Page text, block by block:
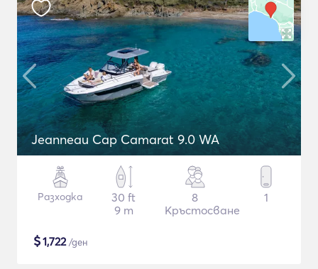
Jeanneau Cap Camarat 9.0 WA
Разходка
30 ft
9 m
8
Кръстосване
1
$1,722/ден